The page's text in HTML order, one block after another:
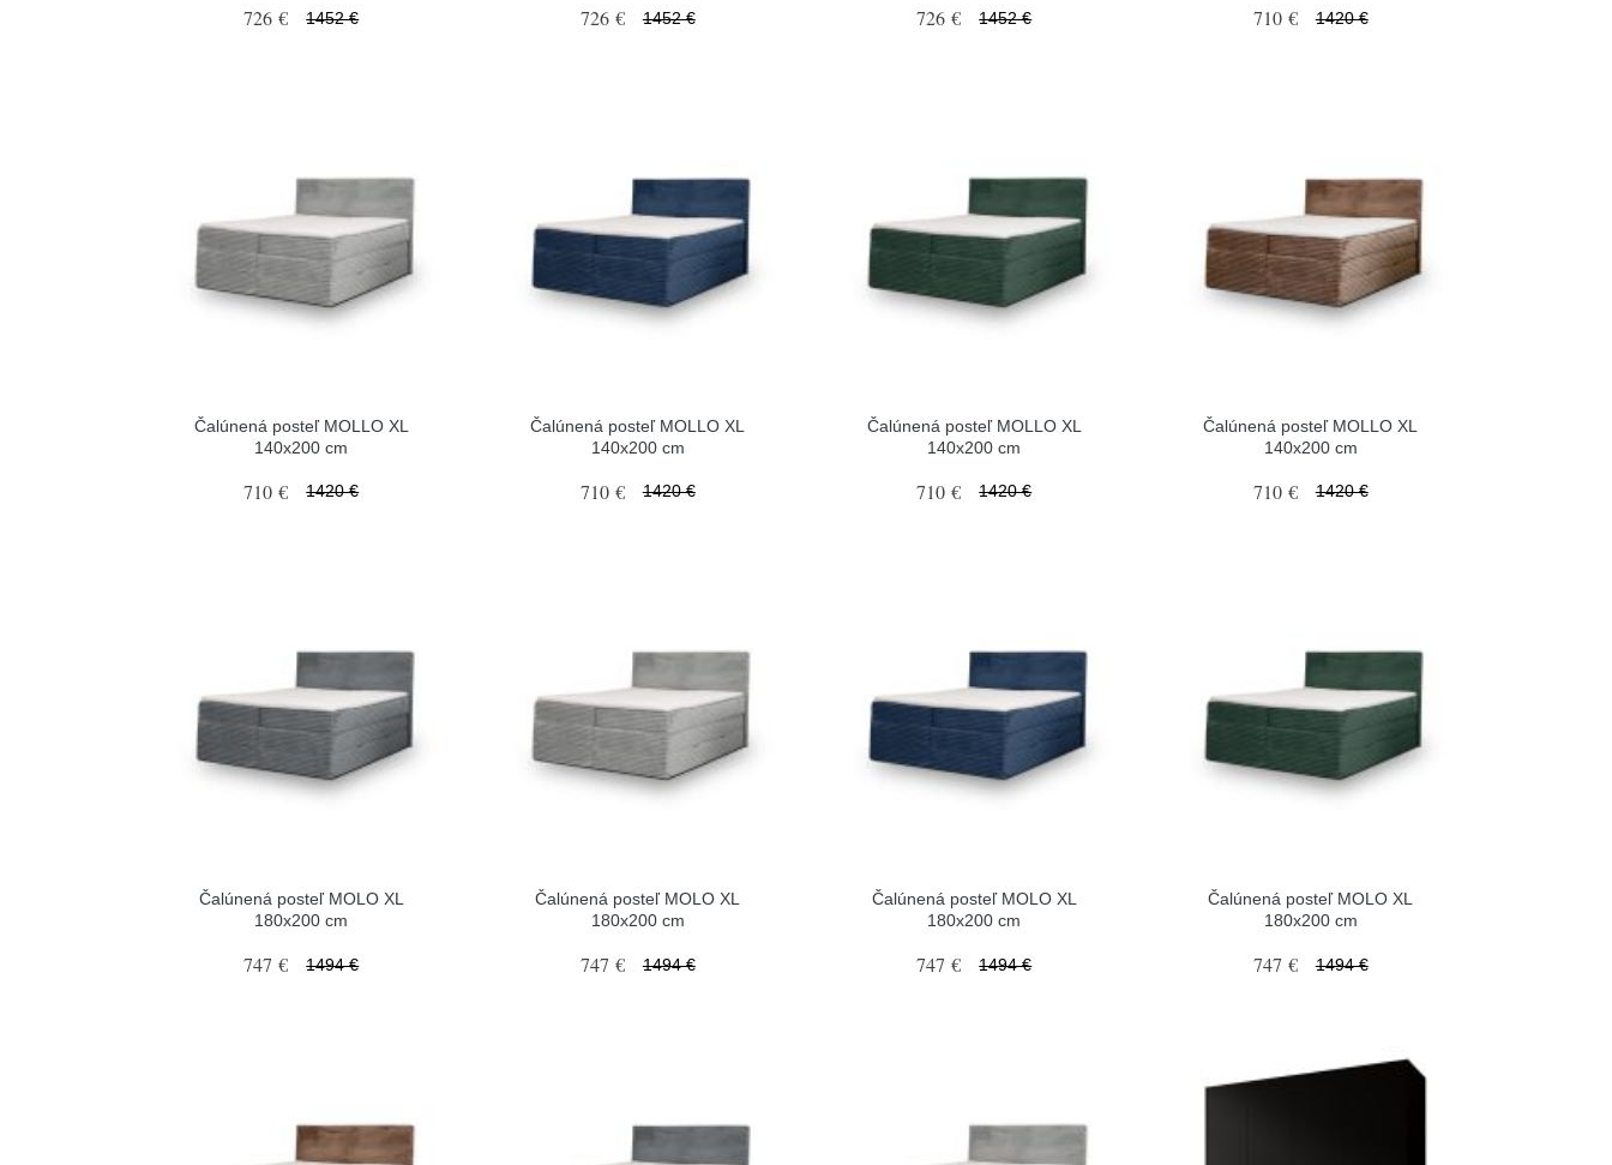
726 € 1452 € 726 € 1452 € 726 € 1452 € 710 € 1420 €
Čalúnená posteľ MOLLO XL
140x200 cm
710 € 1420 €
Čalúnená posteľ MOLLO XL
140x200 cm
710 € 1420 €
Čalúnená posteľ MOLLO XL
140x200 cm
710 € 1420 €
Čalúnená posteľ MOLLO XL
140x200 cm
710 € 1420 €
Čalúnená posteľ MOLO XL
180x200 cm
747 € 1494 €
Čalúnená posteľ MOLO XL
180x200 cm
747 € 1494 €
Čalúnená posteľ MOLO XL
180x200 cm
747 € 1494 €
Čalúnená posteľ MOLO XL
180x200 cm
747 € 1494 €